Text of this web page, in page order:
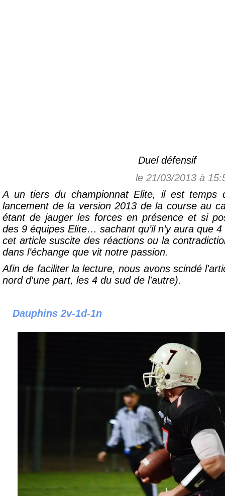
Duel défensif
le 21/03/2013 à
A un tiers du championnat Elite, il est temps
lancement de la version 2013 de la course au
étant de jauger les forces en présence et si
des 9 équipes Elite… sachant qu’il n’y aura que
cet article suscite des réactions ou la
dans l’échange que vit notre passion.
Afin de faciliter la lecture, nous avons scindé
nord d'une part, les 4 du sud de l'autre).
Dauphins 2v-1d-1n